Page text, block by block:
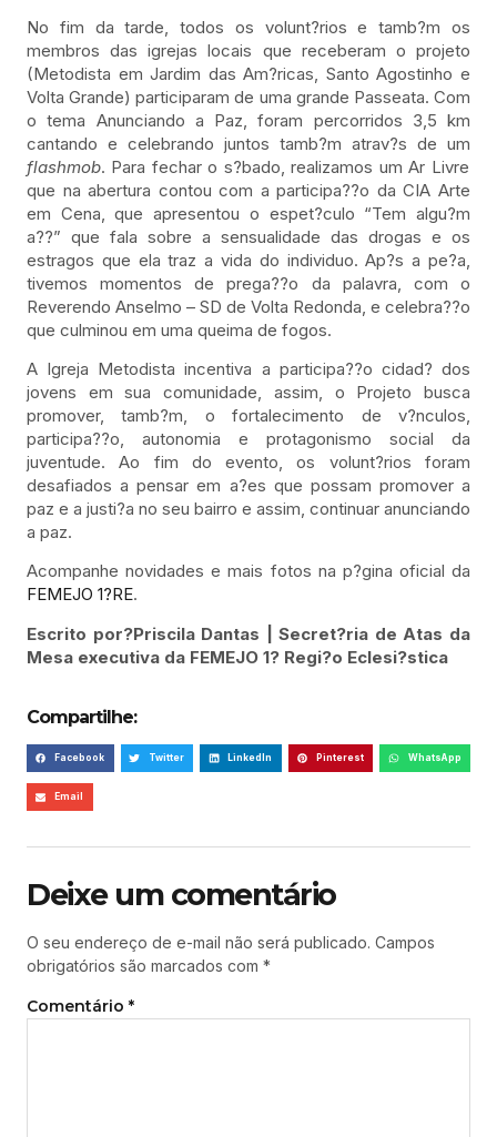
No fim da tarde, todos os volunt?rios e tamb?m os
membros das igrejas locais que receberam o projeto
(Metodista em Jardim das Am?ricas, Santo Agostinho e
Volta Grande) participaram de uma grande Passeata. Com
o tema Anunciando a Paz, foram percorridos 3,5 km
cantando e celebrando juntos tamb?m atrav?s de um
flashmob. Para fechar o s?bado, realizamos um Ar Livre
que na abertura contou com a participa??o da CIA Arte
em Cena, que apresentou o espet?culo “Tem algu?m
a??” que fala sobre a sensualidade das drogas e os
estragos que ela traz a vida do individuo. Ap?s a pe?a,
tivemos momentos de prega??o da palavra, com o
Reverendo Anselmo – SD de Volta Redonda, e celebra??o
que culminou em uma queima de fogos.
A Igreja Metodista incentiva a participa??o cidad? dos
jovens em sua comunidade, assim, o Projeto busca
promover, tamb?m, o fortalecimento de v?nculos,
participa??o, autonomia e protagonismo social da
juventude. Ao fim do evento, os volunt?rios foram
desafiados a pensar em a?es que possam promover a
paz e a justi?a no seu bairro e assim, continuar anunciando
a paz.
Acompanhe novidades e mais fotos na p?gina oficial da
FEMEJO 1?RE.
Escrito por?Priscila Dantas | Secret?ria de Atas da
Mesa executiva da FEMEJO 1? Regi?o Eclesi?stica
Compartilhe:
Facebook Twitter LinkedIn Pinterest WhatsApp
Email
Deixe um comentário
O seu endereço de e-mail não será publicado. Campos
obrigatórios são marcados com *
Comentário *